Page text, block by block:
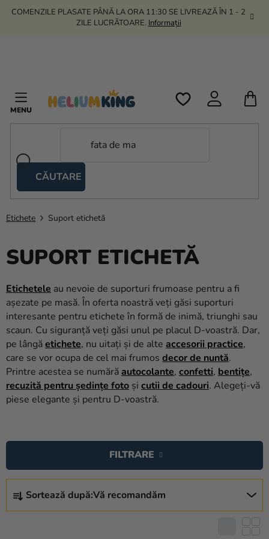
TreciCOMENZILE PLASATE PÂNĂ LA ORA 11:30 SE LIVREAZĂ ÎN 1 - 2
ZILE LUCRĂTOARE. Informații
CĂUTARE
tip
foarfecă
Heliu si
Nunta
Petrecere
Măști
pentru
carnaval
Sortiment
Coacerea
Etichete Suport etichetă
SUPORT ETICHETĂ
Etichetele au nevoie de suporturi frumoase pentru a fi
așezate pe masă. În oferta noastră veți găsi suporturi
interesante pentru etichete în formă de inimă, triunghi sau
scaun. Cu siguranță veți găsi unul pe placul D-voastră. Dar,
pe lângăetichete, nu uitați și de alte accesorii practice,
care se vor ocupa de cel mai frumos decor de nuntă.
Printre acestea se numărăautocolante, confetti, bentițe,
recuzită pentru ședințe foto și cutii de cadouri. Alegeți-vă
piese elegante și pentru D-voastră.
E
L
Sortează după:Vă recomandăm
FILTRARE
I
S
T
Ă
P